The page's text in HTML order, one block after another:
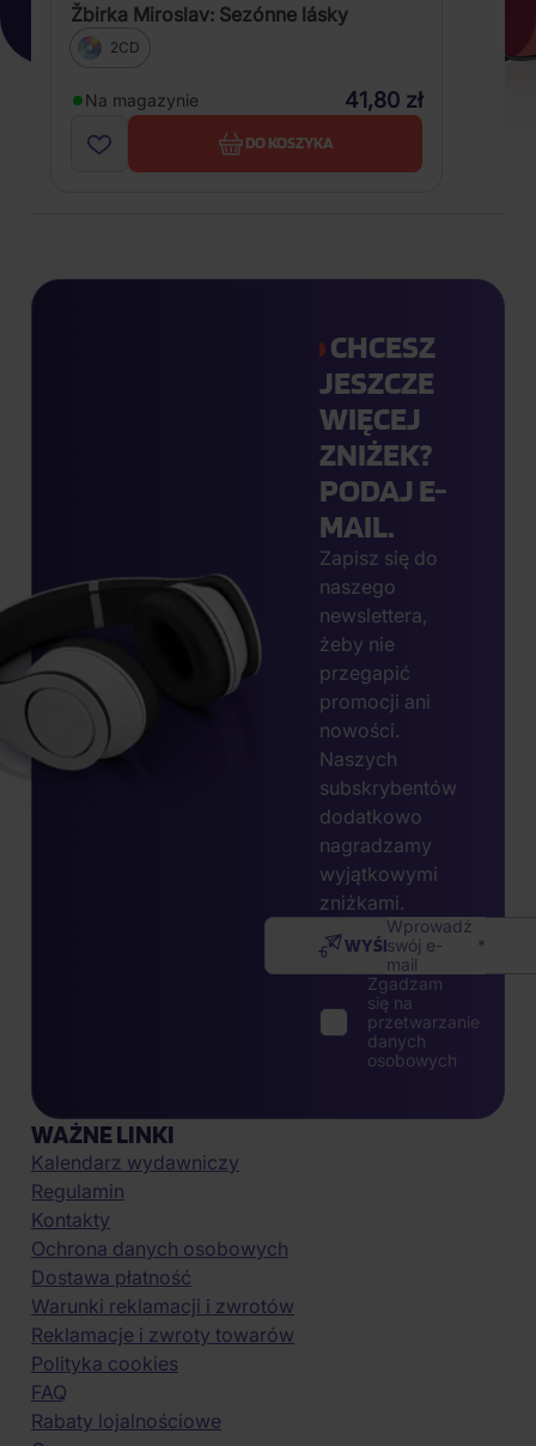
Žbirka Miroslav: Sezónne lásky
2CD
Na magazynie 41,80 zł
DO KOSZYKA
CHCESZ
JESZCZE
WIĘCEJ
ZNIŻEK?
PODAJ E-
MAIL.
Zapisz się do
naszego
newslettera,
żeby nie
przegapić
promocji ani
nowości.
Naszych
subskrybentów
dodatkowo
nagradzamy
wyjątkowymi
zniżkami.
Wprowadź
swój e-
mail
WYŚLIJ
Zgadzam
się na
przetwarzanie
danych
osobowych
WAŻNE LINKI
Kalendarz wydawniczy
Regulamin
Kontakty
Ochrona danych osobowych
Dostawa płatność
Warunki reklamacji i zwrotów
Reklamacje i zwroty towarów
Polityka cookies
FAQ
Rabaty lojalnościowe